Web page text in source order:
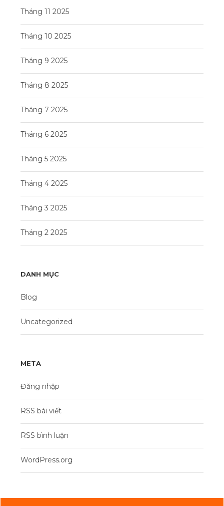
Tháng 11 2025
Tháng 10 2025
Tháng 9 2025
Tháng 8 2025
Tháng 7 2025
Tháng 6 2025
Tháng 5 2025
Tháng 4 2025
Tháng 3 2025
Tháng 2 2025
DANH MỤC
Blog
Uncategorized
META
Đăng nhập
RSS bài viết
RSS bình luận
WordPress.org